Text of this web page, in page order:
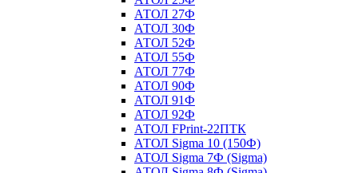
АТОЛ 27Ф
АТОЛ 30Ф
АТОЛ 52Ф
АТОЛ 55Ф
АТОЛ 77Ф
АТОЛ 90Ф
АТОЛ 91Ф
АТОЛ 92Ф
АТОЛ FPrint-22ПТК
АТОЛ Sigma 10 (150Ф)
АТОЛ Sigma 7Ф (Sigma)